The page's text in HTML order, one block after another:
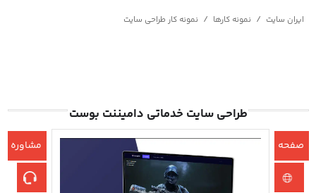
ایران سایت / نمونه کارها / نمونه کار طراحی سایت
طراحی سایت خدماتی دامیننت بوست
صفحه
اصلی
مشاوره